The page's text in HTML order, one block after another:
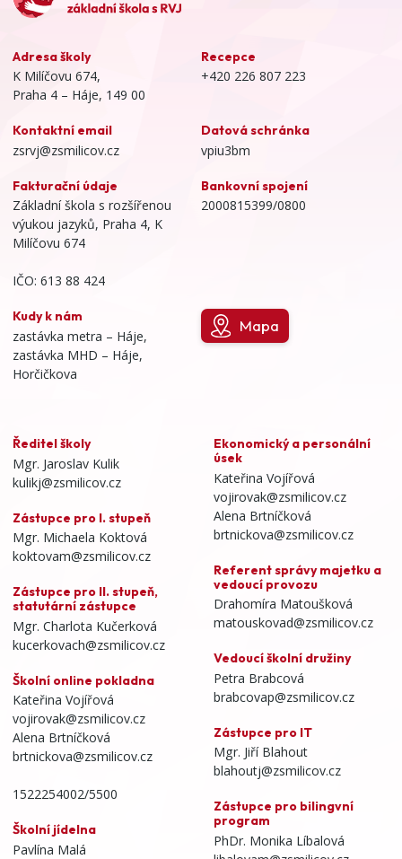
Adresa školy
K Milíčovu 674,
Praha 4 – Háje, 149 00
Recepce
+420 226 807 223
Kontaktní email
zsrvj@zsmilicov.cz
Datová schránka
vpiu3bm
Fakturační údaje
Základní škola s rozšířenou
výukou jazyků, Praha 4, K
Milíčovu 674
IČO: 613 88 424
Bankovní spojení
2000815399/0800
Kudy k nám
zastávka metra – Háje,
zastávka MHD – Háje,
Horčičkova
Mapa
Ředitel školy
Mgr. Jaroslav Kulik
kulikj@zsmilicov.cz
Zástupce pro I. stupeň
Mgr. Michaela Koktová
koktovam@zsmilicov.cz
Zástupce pro II. stupeň,
statutární zástupce
Mgr. Charlota Kučerková
kucerkovach@zsmilicov.cz
Školní online pokladna
Kateřina Vojířová
vojirovak@zsmilicov.cz
Alena Brtníčková
brtnickova@zsmilicov.cz
1522254002/5500
Školní jídelna
Pavlína Malá
Ekonomický a personální
úsek
Kateřina Vojířová
vojirovak@zsmilicov.cz
Alena Brtníčková
brtnickova@zsmilicov.cz
Referent správy majetku a
vedoucí provozu
Drahomíra Matoušková
matouskovad@zsmilicov.cz
Vedoucí školní družiny
Petra Brabcová
brabcovap@zsmilicov.cz
Zástupce pro IT
Mgr. Jiří Blahout
blahoutj@zsmilicov.cz
Zástupce pro bilingvní
program
PhDr. Monika Líbalová